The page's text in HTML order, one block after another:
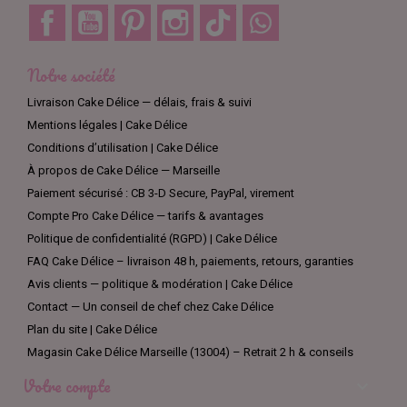
Facebook YouTube Pinterest Instagram TikTok
Notre société
Livraison Cake Délice — délais, frais & suivi
Mentions légales | Cake Délice
Conditions d’utilisation | Cake Délice
À propos de Cake Délice — Marseille
Paiement sécurisé : CB 3-D Secure, PayPal, virement
Compte Pro Cake Délice — tarifs & avantages
Politique de confidentialité (RGPD) | Cake Délice
FAQ Cake Délice – livraison 48 h, paiements, retours, garanties
Avis clients — politique & modération | Cake Délice
Contact — Un conseil de chef chez Cake Délice
Plan du site | Cake Délice
Magasin Cake Délice Marseille (13004) – Retrait 2 h & conseils
Votre compte